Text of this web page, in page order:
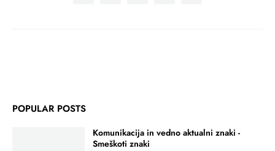
POPULAR POSTS
Komunikacija in vedno aktualni znaki -
Smeškoti znaki